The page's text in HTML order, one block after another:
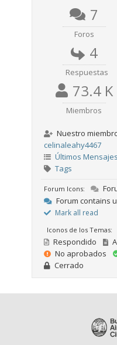
7
Foros
4
Respuestas
73.4 K
Miembros
Nuestro
celinaleahy4467
Últimos Mensajes
Tags
Forum Icons:
Forum contains
Mark all read
Iconos de los Temas:
Respondido
No aprobados
Cerrado